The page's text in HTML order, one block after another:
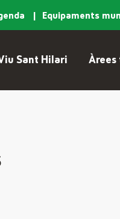
Equipaments
Sant Hilari Àrees